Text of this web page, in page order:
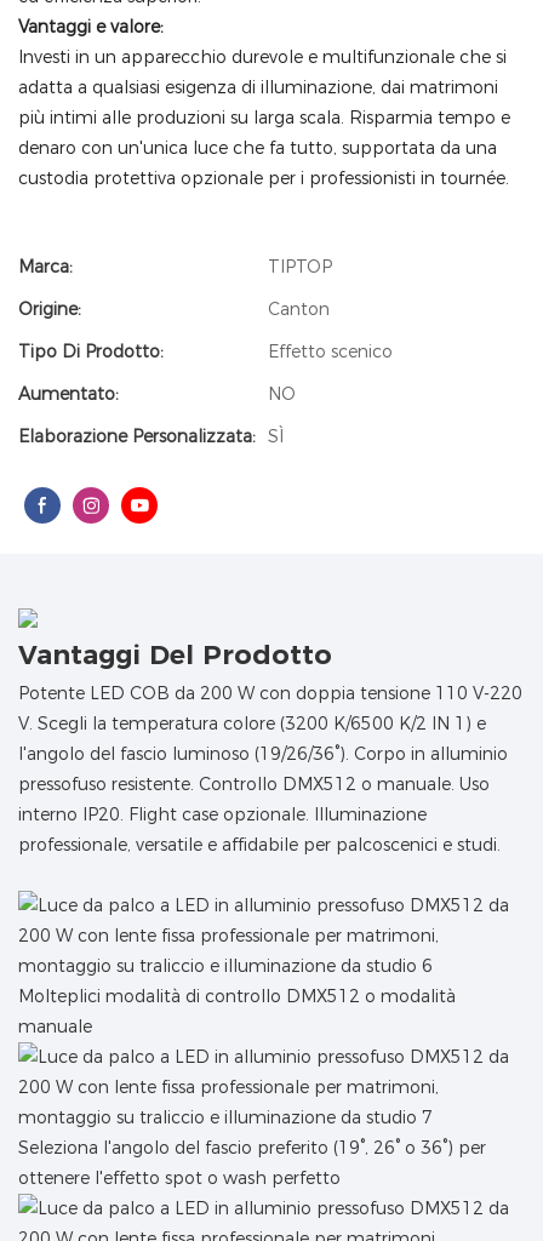
Vantaggi e valore:
Investi in un apparecchio durevole e multifunzionale che si
adatta a qualsiasi esigenza di illuminazione, dai matrimoni
più intimi alle produzioni su larga scala. Risparmia tempo e
denaro con un'unica luce che fa tutto, supportata da una
custodia protettiva opzionale per i professionisti in tournée.
Marca:
TIPTOP
Origine:
Canton
Tipo Di Prodotto:
Effetto scenico
Aumentato:
NO
Elaborazione Personalizzata: SÌ
Vantaggi Del Prodotto
Potente LED COB da 200 W con doppia tensione 110 V-220
V. Scegli la temperatura colore (3200 K/6500 K/2 IN 1) e
l'angolo del fascio luminoso (19/26/36°). Corpo in alluminio
pressofuso resistente. Controllo DMX512 o manuale. Uso
interno IP20. Flight case opzionale. Illuminazione
professionale, versatile e affidabile per palcoscenici e studi.
Molteplici modalità di controllo DMX512 o modalità
manuale
Seleziona l'angolo del fascio preferito (19°, 26° o 36°) per
ottenere l'effetto spot o wash perfetto